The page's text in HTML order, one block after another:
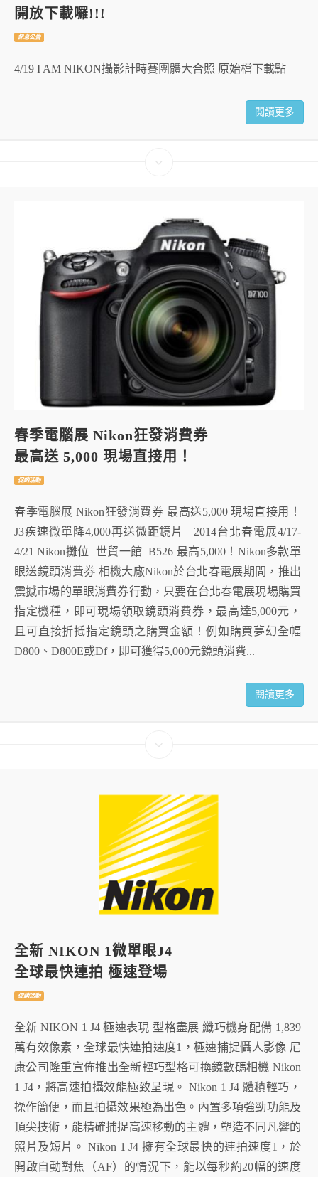
開放下載囉!!!
訊息公告
4/19 I AM NIKON攝影計時賽團體大合照 原始檔下載點
閱讀更多
春季電腦展 Nikon狂發消費券
最高送 5,000 現場直接用！
促銷活動
春季電腦展 Nikon狂發消費券 最高送5,000 現場直接用！
J3疾速微單降4,000再送微距鏡片 2014台北春電展4/17-
4/21 Nikon攤位 世貿一館 B526 最高5,000！Nikon多款單
眼送鏡頭消費券 相機大廠Nikon於台北春電展期間，推出
震撼市場的單眼消費券行動，只要在台北春電展現場購買
指定機種，即可現場領取鏡頭消費券，最高達5,000元，
且可直接折抵指定鏡頭之購買金額！例如購買夢幻全幅
D800、D800E或Df，即可獲得5,000元鏡頭消費...
閱讀更多
全新 NIKON 1微單眼J4
全球最快連拍 極速登場
促銷活動
全新 NIKON 1 J4 極速表現 型格盡展 纖巧機身配備 1,839
萬有效像素，全球最快連拍速度1，極速捕捉懾人影像 尼
康公司隆重宣佈推出全新輕巧型格可換鏡數碼相機 Nikon
1 J4，將高速拍攝效能極致呈現。 Nikon 1 J4 體積輕巧，
操作簡便，而且拍攝效果極為出色。內置多項強勁功能及
頂尖技術，能精確捕捉高速移動的主體，塑造不同凡響的
照片及短片。 Nikon 1 J4 擁有全球最快的連拍速度1，於
開啟自動對焦（AF）的情況下，能以每秒約20幅的速度